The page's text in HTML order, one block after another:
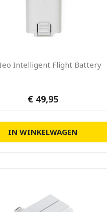
Intelligent Flight Battery
€ 49,95
IN WINKELWAGEN